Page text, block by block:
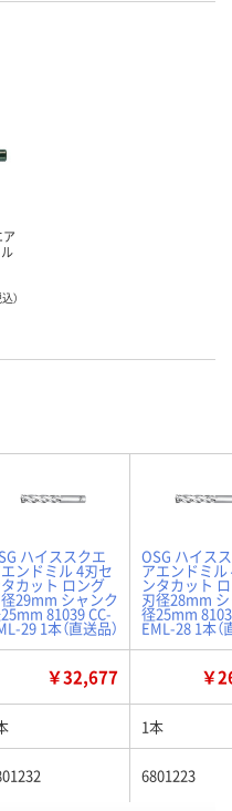
）
ハイススクエ
ンドミル 4刃セ
カット ロング
29mm シャンク
81039 CC-
29 1本（直送品）
OSG ハイス
アエンドミル
ンタカット
刃径28mm
径25mm
EML-28 1本（
￥32,677 ￥
1本
6801223